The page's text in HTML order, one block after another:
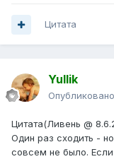
Цитата
Yullik
Опубликовано
Цитата(Ливень @
Один раз сходить -
совсем не было.